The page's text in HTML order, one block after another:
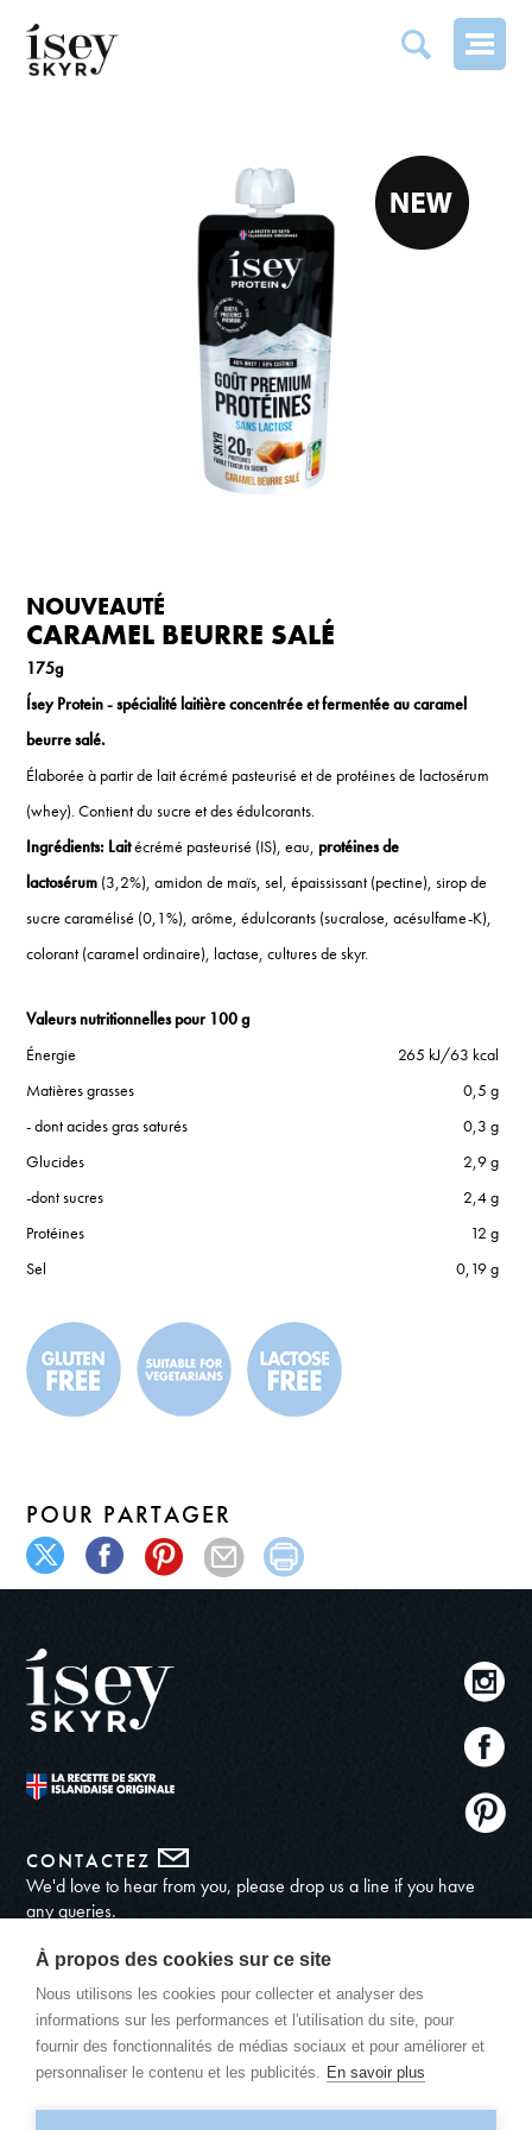
CARAMEL BEURRE SALÉ
NOUVEAUTÉ
CARAMEL BEURRE SALÉ
175g
Ísey Protein - spécialité laitière concentrée et fermentée au caramel
beurre salé.
Élaborée à partir de lait écrémé pasteurisé et de protéines de lactosérum
(whey). Contient du sucre et des édulcorants.
Ingrédients: Laitécrémé pasteurisé (IS), eau, protéines de
lactosérum (3,2%), amidon de maïs, sel, épaississant (pectine), sirop de
sucre caramélisé (0,1%), arôme, édulcorants (sucralose, acésulfame-K),
colorant (caramel ordinaire), lactase, cultures de skyr.
Valeurs nutritionnelles pour 100 g
Énergie
265 kJ/63 kcal
Matières grasses
- dont acides gras saturés
0,5 g
0,3 g
Glucides
-dont sucres
2,9 g
2,4 g
Protéines
12 g
Sel
0,19 g
POUR PARTAGER
CONTACTEZ
We'd love to hear from you, please drop us a line if you have
any queries.
ADRESSE
548, Boulevard Georges Courteline
06 250
Mougins, France
+33 7 64 01 58 73
+33 6 28 18 02 55
consommateur@nordicnutrition.fr
À propos des cookies sur ce site
Nous utilisons les cookies pour collecter et analyser des
informations sur les performances et l'utilisation du site, pour
fournir des fonctionnalités de médias sociaux et pour améliorer et
personnaliser le contenu et les publicités. En savoir plus